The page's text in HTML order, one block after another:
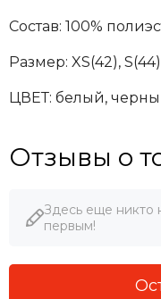
Состав: 100%
Размер: XS(42),
ЦВЕТ: белый,
Отзывы о
Здесь еще никто
первым!